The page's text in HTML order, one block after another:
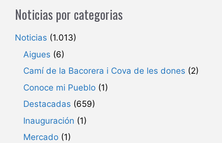
Noticias por categorias
Noticias (1.013)
Aigues (6)
Camí de la Bacorera i Cova de les dones (2)
Conoce mi Pueblo (1)
Destacadas (659)
Inauguración (1)
Mercado (1)